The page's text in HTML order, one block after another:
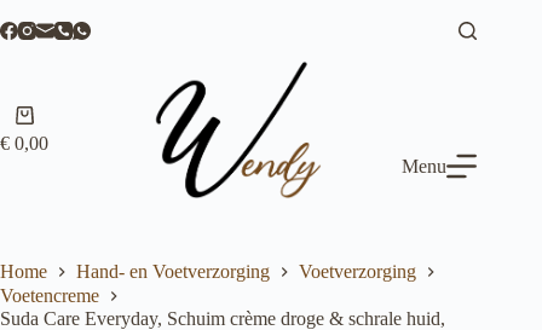
naar
Winkelwagen
€ 0,00
Menu
Home Hand- en Voetverzorging
Voetverzorging
Voetencreme
Suda Care Everyday, Schuim crème droge & schrale huid,